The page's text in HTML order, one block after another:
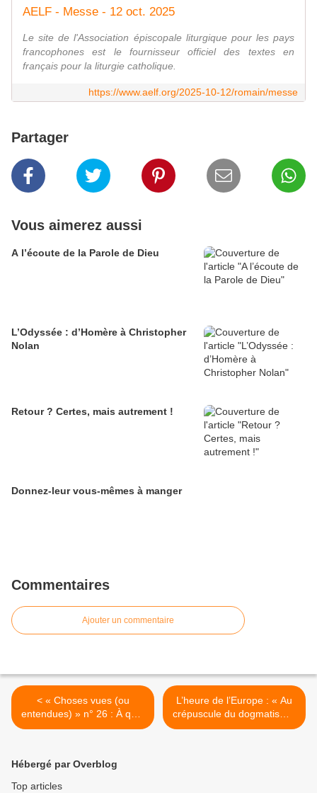
AELF - Messe - 12 oct. 2025
Le site de l'Association épiscopale liturgique pour les pays
francophones est le fournisseur officiel des textes en
français pour la liturgie catholique.
https://www.aelf.org/2025-10-12/romain/messe
Partager
Vous aimerez aussi
A l’écoute de la Parole de Dieu
L’Odyssée : d’Homère à Christopher
Nolan
Retour ? Certes, mais autrement !
Donnez-leur vous-mêmes à manger
Commentaires
Ajouter un commentaire
< « Choses vues (ou
entendues) » n° 26 : À quoi
sert l’ONU ?
L’heure de l’Europe : « Au
crépuscule du dogmatisme,
au seuil des vrais dialogues
Hébergé par Overblog
Top articles